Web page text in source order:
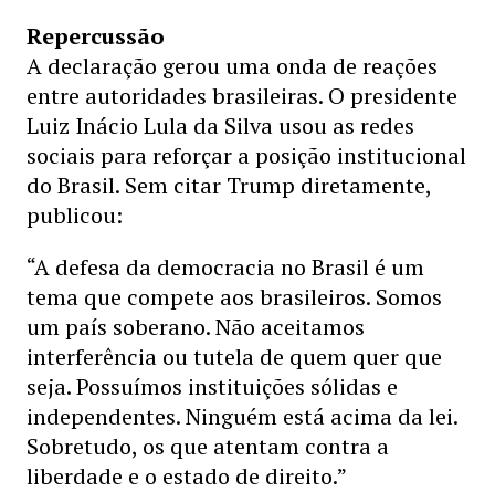
Repercussão
A declaração gerou uma onda de reações
entre autoridades brasileiras. O presidente
Luiz Inácio Lula da Silva usou as redes
sociais para reforçar a posição institucional
do Brasil. Sem citar Trump diretamente,
publicou:
“A defesa da democracia no Brasil é um
tema que compete aos brasileiros. Somos
um país soberano. Não aceitamos
interferência ou tutela de quem quer que
seja. Possuímos instituições sólidas e
independentes. Ninguém está acima da lei.
Sobretudo, os que atentam contra a
liberdade e o estado de direito.”